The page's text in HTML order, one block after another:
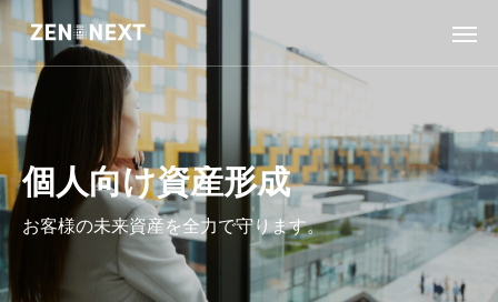
個人向け資産形成
お客様の未来資産を全力で守ります。